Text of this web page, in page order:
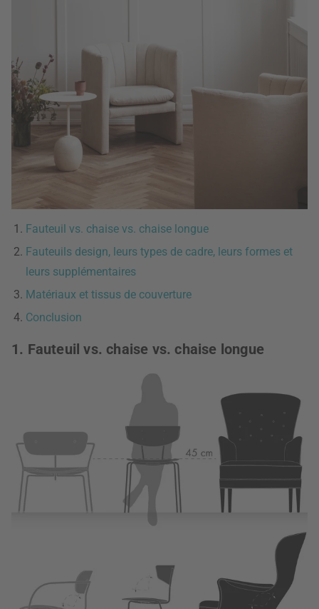
Fauteuil vs. chaise vs. chaise longue
Fauteuils design, leurs types de cadre, leurs formes et
leurs supplémentaires
Matériaux et tissus de couverture
Conclusion
1. Fauteuil vs. chaise vs. chaise longue